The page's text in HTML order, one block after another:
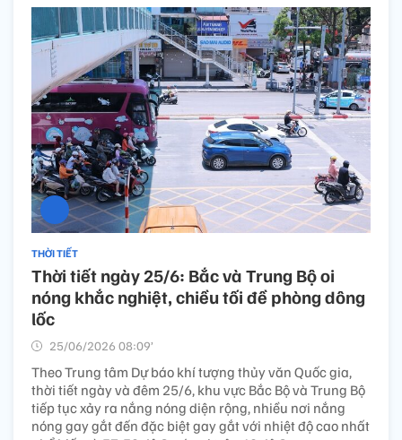
THỜI TIẾT
Thời tiết ngày 25/6: Bắc và Trung Bộ oi
nóng khắc nghiệt, chiều tối đề phòng dông
lốc
25/06/2026 08:09’
Theo Trung tâm Dự báo khí tượng thủy văn Quốc gia,
thời tiết ngày và đêm 25/6, khu vực Bắc Bộ và Trung Bộ
tiếp tục xảy ra nắng nóng diện rộng, nhiều nơi nắng
nóng gay gắt đến đặc biệt gay gắt với nhiệt độ cao nhất